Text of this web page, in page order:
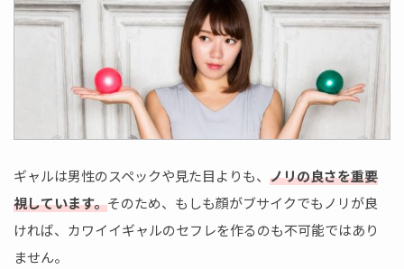
ギャルは男性のスペックや見た目よりも、 ノリの良さを重要
視しています。そのため、もしも顔がブサイクでもノリが良
ければ、カワイイギャルのセフレを作るのも不可能ではあり
ません。